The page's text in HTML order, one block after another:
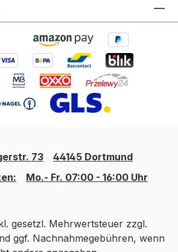
73
44145 Dortmund
Mo.- Fr. 07:00 - 16:00 Uhr
gesetzl. Mehrwertsteuer zzgl.
ggf. Nachnahmegebühren, wenn